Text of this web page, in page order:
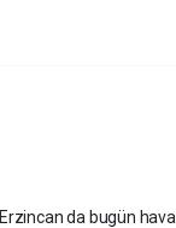
Erzincan da bugün hava